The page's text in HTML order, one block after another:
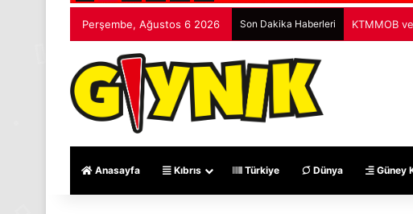
Perşembe, Ağustos 6 2026 Son Dakika Haberleri Girne’de
Anasayfa Kıbrıs Türkiye Dünya Güney